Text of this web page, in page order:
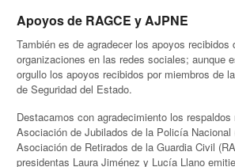
Apoyos de RAGCE y AJPNE
También es de agradecer los apoyos recibidos
organizaciones en las redes sociales; aunque
orgullo los apoyos recibidos por miembros de
de Seguridad del Estado.
Destacamos con agradecimiento los
Asociación de Jubilados de la Policía
Asociación de Retirados de la Guardia Civil
presidentas Laura Jiménez y Lucía Llano